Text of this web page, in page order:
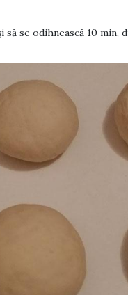
se odihnească 10